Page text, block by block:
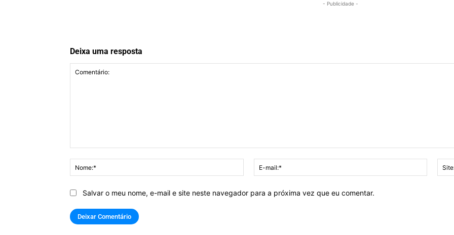
- Publicidade -
Deixa uma resposta
Nome:*
mail:*
Salvar o meu nome, e-mail e site neste navegador para a próxima vez que eu comentar.